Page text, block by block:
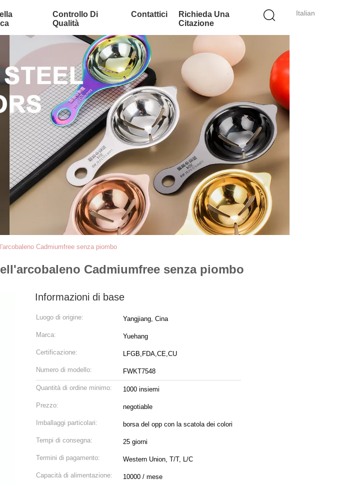
Italian
Controllo Di
Qualità
Contattici
Richieda Una
Citazione
Cadmiumfree senza piombo
Cadmiumfree senza piombo
Informazioni di base
Luogo di origine: Yangjiang, Cina
Marca: Yuehang
Certificazione: LFGB,FDA,CE,CU
Numero di modello: FWKT7548
Quantità di ordine minimo: 1000 insiemi
Prezzo: negotiable
Imballaggi particolari: borsa del opp con la scatola dei colori
Tempi di consegna: 25 giorni
Termini di pagamento: Western Union, T/T, L/C
Capacità di alimentazione: 10000 / mese